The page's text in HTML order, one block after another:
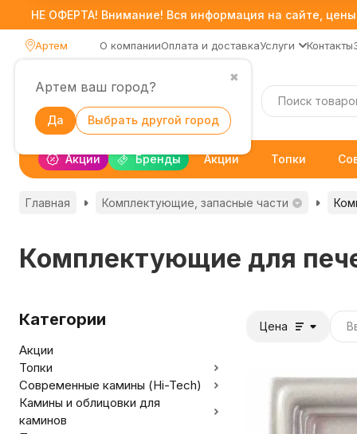
НЕ ОФЕРТА! Внимание! Вся информация на сайте,
Артем
✖
Артем ваш город?
Да Выбрать другой город
О компанииОплата и доставкаУслуги Контакты
Акции Бренды Акции Топки
Главная Комплектующие, запасные части
Комплектующие для
Цена
Категории
Акции
Топки
Современные камины (Hi-Tech)
Камины и облицовки для
каминов